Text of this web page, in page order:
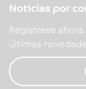
Noticias por
Regístrese
últimas